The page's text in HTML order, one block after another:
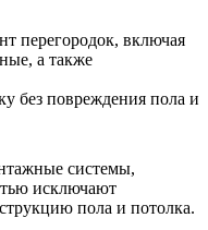
перегородок, включая
а также
без повреждения пола и
системы,
исключают
пола и потолка.